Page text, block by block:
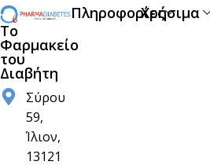
Το
Φαρμακείο
του
Διαβήτη
Σύρου
59,
Ίλιον,
13121
ΠληροφορίεςΧρήσιμα